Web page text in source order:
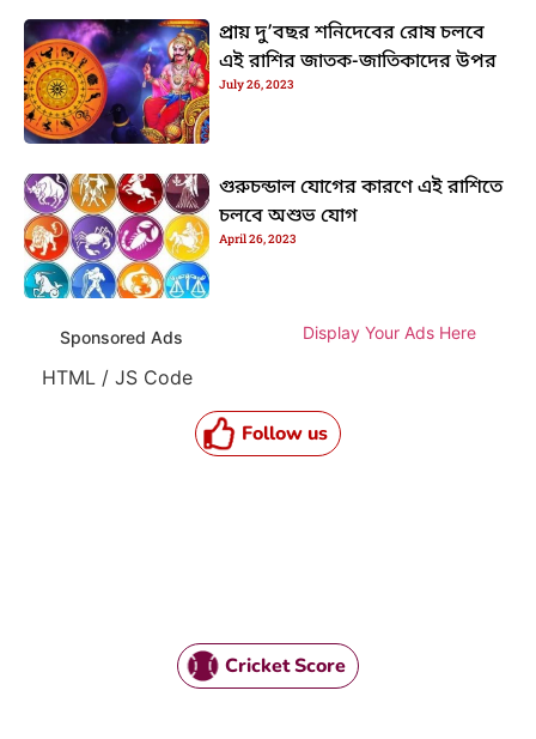
প্রায় দু’বছর শনিদেবের রোষ চলবে
এই রাশির জাতক-জাতিকাদের উপর
July 26, 2023
গুরুচন্ডাল যোগের কারণে এই রাশিতে
চলবে অশুভ যোগ
April 26, 2023
Sponsored Ads Display Your Ads Here
HTML / JS Code
Follow us
Cricket Score